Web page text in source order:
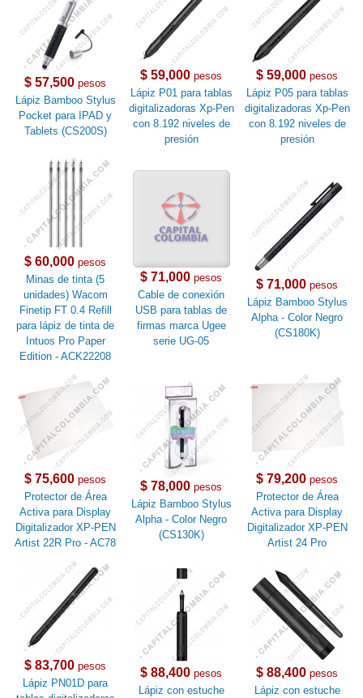
$ 57,500 pesos
Lápiz Bamboo Stylus
Pocket para IPAD y
Tablets (CS200S)
$ 59,000 pesos
Lápiz P01 para tablas
digitalizadoras Xp-Pen
con 8.192 niveles de
presión
$ 59,000 pesos
Lápiz P05 para tablas
digitalizadoras Xp-Pen
con 8.192 niveles de
presión
$ 60,000 pesos
Minas de tinta (5
unidades) Wacom
Finetip FT 0.4 Refill
para lápiz de tinta de
Intuos Pro Paper
Edition - ACK22208
$ 71,000 pesos
Cable de conexión
USB para tablas de
firmas marca Ugee
serie UG-05
$ 71,000 pesos
Lápiz Bamboo Stylus
Alpha - Color Negro
(CS180K)
$ 75,600 pesos
Protector de Área
Activa para Display
Digitalizador XP-PEN
Artist 22R Pro - AC78
$ 78,000 pesos
Lápiz Bamboo Stylus
Alpha - Color Negro
(CS130K)
$ 79,200 pesos
Protector de Área
Activa para Display
Digitalizador XP-PEN
Artist 24 Pro
$ 83,700 pesos
Lápiz PN01D para
$ 88,400 pesos
Lápiz con estuche
$ 88,400 pesos
Lápiz con estuche